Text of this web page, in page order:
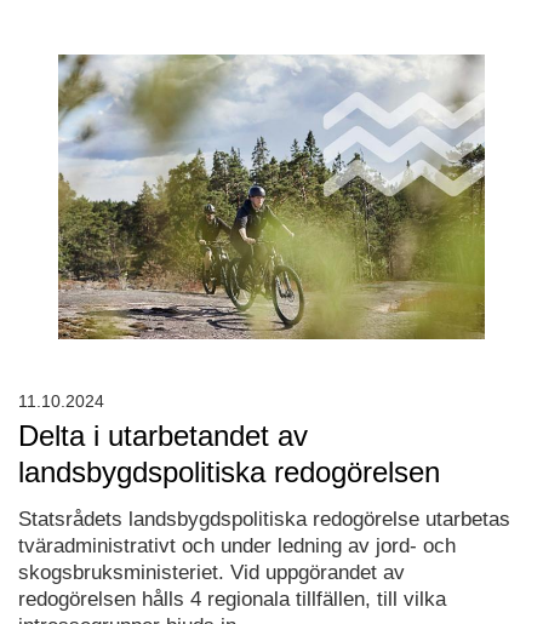
Delta i utarbetandet av
landsbygdspolitiska redogörelsen
Statsrådets landsbygdspolitiska redogörelse utarbetas
tväradministrativt och under ledning av jord- och
skogsbruksministeriet. Vid uppgörandet av
redogörelsen hålls 4 regionala tillfällen, till vilka
11.10.2024